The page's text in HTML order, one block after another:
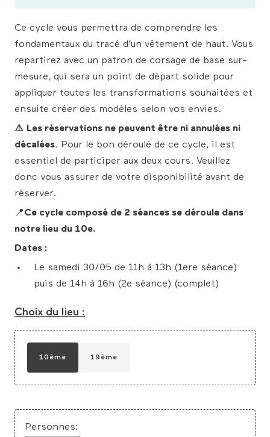
Ce cycle vous permettra de comprendre les
fondamentaux du tracé d’un vêtement de haut. Vous
repartirez avec un patron de corsage de base sur-
mesure, qui sera un point de départ solide pour
appliquer toutes les transformations souhaitées et
ensuite créer des modèles selon vos envies.
⚠️ Les réservations ne peuvent être ni annulées ni
décalées. Pour le bon déroulé de ce cycle, il est
essentiel de participer aux deux cours. Veuillez
donc vous assurer de votre disponibilité avant de
réserver.
📍Ce cycle composé de 2 séances se déroule dans
notre lieu du 10e.
Dates :
Le samedi 30/05 de 11h à 13h (1ere séance)
puis de 14h à 16h (2e séance) (complet)
Choix du lieu :
10ème 19ème
Personnes: